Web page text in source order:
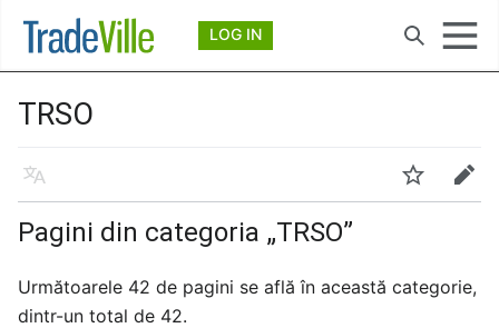
LOG IN
Căutare
TRSO
Limbă Urmărire
Pagini din categoria „TRSO”
Următoarele 42 de pagini se află în această categorie,
dintr-un total de 42.